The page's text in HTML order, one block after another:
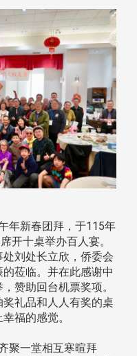
年新春团拜，于115年
开十桌举办百人宴。
刘处长立欣，侨委会
莅临。并在此感谢中
赞助回台机票奖项。
礼品和人人有奖的桌
福的感觉。
聚一堂相互寒暄拜